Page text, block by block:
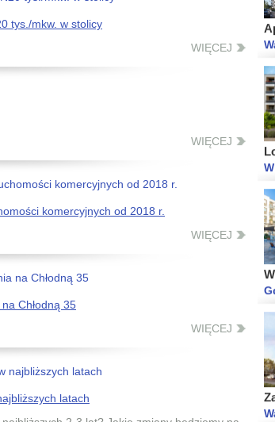
tys./mkw. w stolicy
WIĘCEJ
WIĘCEJ
komercyjnych od 2018 r.
WIĘCEJ
Chłodną 35
WIĘCEJ
latach